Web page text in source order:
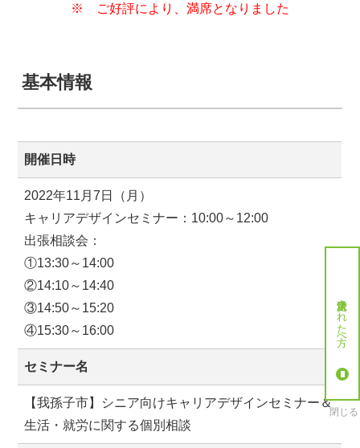
※ ご好評により、満席となりました
基本情報
開催日時
2022年11月7日（月）
キャリアデザインセミナー：10:00～12:00
出張相談会：
①13:30～14:00
②14:10～14:40
③14:50～15:20
④15:30～16:00
セミナー名
【我孫子市】シニア向けキャリアデザインセミナー＆
生活・就労に関する個別相談
就労決定された方へ
閉じる